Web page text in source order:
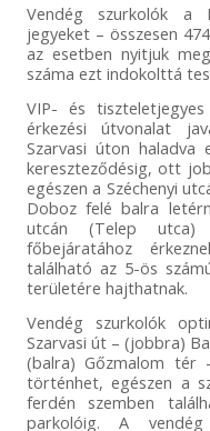
Vendég szurkolók a
jegyeket – összesen
az esetben nyitjuk
száma ezt indokolttá
VIP- és
érkezési útvonalat
Szarvasi úton
kereszteződésig, ott
egészen a Széchenyi
Doboz felé balra
utcán (Telep utca)
főbejáratához
található az 5-ös
területére hajthatnak.
Vendég szurkolók
Szarvasi út – (jobbra)
(balra) Gőzmalom tér
történhet, egészen a
ferdén szemben
parkolóig. A